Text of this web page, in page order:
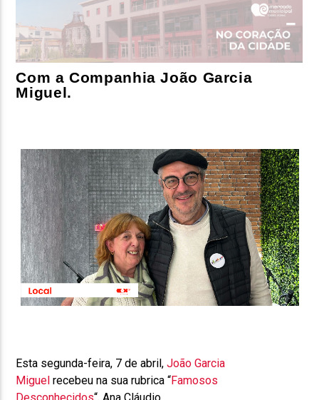
ON FM
Com a Companhia João Garcia
Miguel.
Esta segunda-feira, 7 de abril,João Garcia
Miguel recebeu na sua rubrica “Famosos